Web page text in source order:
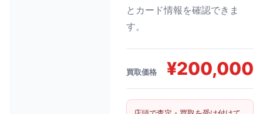
とカード情報を確認できま
す。
買取価格 ¥200,000